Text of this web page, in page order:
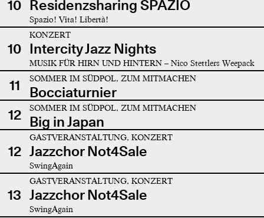
10 Residenzsharing SPAZIO
Spazio! Vita! Libertà!
10
KONZERT
Intercity Jazz Nights
MUSIK FÜR HIRN UND HINTERN – Nico Stettlers Weepack
11 SOMMER IM SÜDPOL, ZUM MITMACHEN
Bocciaturnier
12
SOMMER IM SÜDPOL, ZUM MITMACHEN
Big in Japan
12
GASTVERANSTALTUNG, KONZERT
Jazzchor Not4Sale
SwingAgain
13
GASTVERANSTALTUNG, KONZERT
Jazzchor Not4Sale
SwingAgain